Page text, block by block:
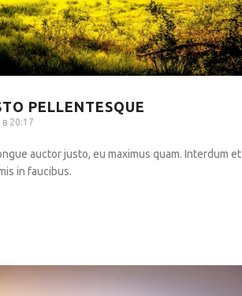
PELLENTESQUE
20:17
auctor justo, eu maximus quam. Interdum et
in faucibus.